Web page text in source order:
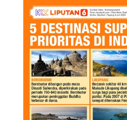
Pemerintah telah menetapkan 5
Prioritas, antara lain Borobudur,
Toba, Mandalika, dan Labuan
Grafis/Abdillah)